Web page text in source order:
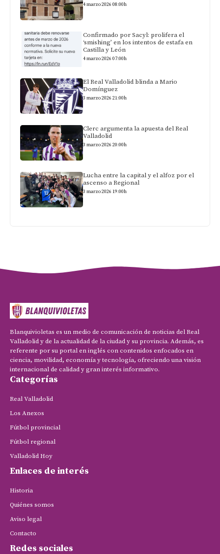
4 marzo 2026 08:00h
Confirmado por Sacyl: prolifera el
‘smishing’ en los intentos de estafa en
Castilla y León
4 marzo 2026 07:00h
El Real Valladolid blinda a Mario
Domínguez
3 marzo 2026 21:00h
Clerc argumenta la apuesta del Real
Valladolid
3 marzo 2026 20:00h
Lucha entre la capital y el alfoz por el
ascenso a Regional
3 marzo 2026 19:00h
Blanquivioletas es un medio de comunicación de noticias del Real
Valladolid y de la actualidad de la ciudad y su provincia. Además, es
referente por su portal en inglés con contenidos enfocados en
ciencia, movilidad, economía y tecnología, ofreciendo una visión
internacional de calidad y gran interés informativo.
Categorías
Real Valladolid
Los Anexos
Fútbol provincial
Fútbol regional
Valladolid Hoy
Enlaces de interés
Historia
Quiénes somos
Aviso legal
Contacto
Redes sociales